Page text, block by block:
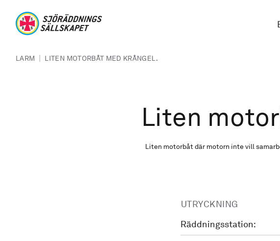
LARM | LITEN MOTORBÅT MED KRÅNGEL.
Liten
Liten motorbåt där motorn inte vill
UTRYCKNING
Räddningsstation: